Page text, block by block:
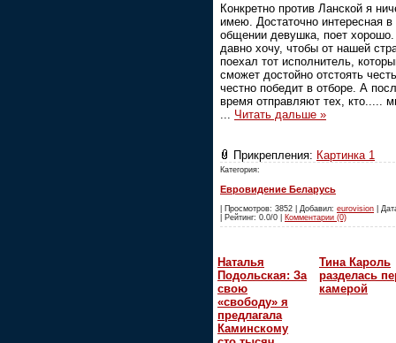
Конкретно против Ланской я
имею. Достаточно интересная в
общении девушка, поет
давно хочу, чтобы от нашей
поехал тот исполнитель,
сможет достойно отстоять
честно победит в отборе. А
время отправляют тех, кто.....
Читать дальше »
Прикрепления: Картинка 1
Категория:
Евровидение Беларусь
| Просмотров: 3852 | Добавил: eurovision |
| Рейтинг: 0.0/0 | Комментарии (0)
Наталья
Подольская: За
свою
«свободу» я
предлагала
Каминскому
Тина Кароль
разделась
камерой